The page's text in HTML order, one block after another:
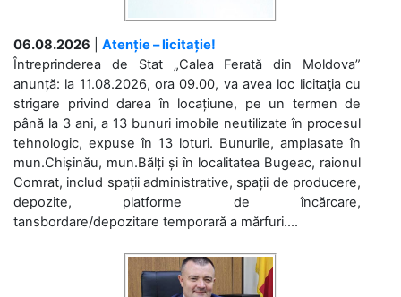
06.08.2026
Atenție – licitație!
Întreprinderea de Stat „Calea Ferată din Moldova”
anunță: la 11.08.2026, ora 09.00, va avea loc licitaţia cu
strigare privind darea în locațiune, pe un termen de
până la 3 ani, a 13 bunuri imobile neutilizate în procesul
tehnologic, expuse în 13 loturi. Bunurile, amplasate în
mun.Chișinău, mun.Bălți și în localitatea Bugeac, raionul
Comrat, includ spații administrative, spații de producere,
depozite, platforme de încărcare,
tansbordare/depozitare temporară a mărfuri....